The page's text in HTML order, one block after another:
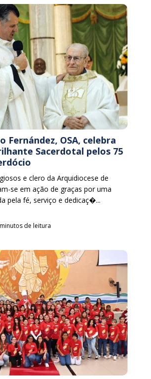
Fernández, OSA, celebra
Sacerdotal pelos 75
e clero da Arquidiocese de
se em ação de graças por uma
pela fé, serviço e dedicaç�...
de leitura